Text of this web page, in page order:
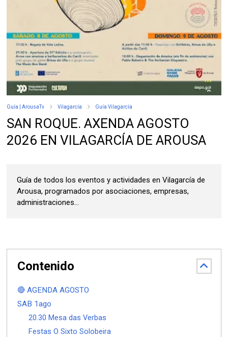
Guía | ArousaTv Vilagarcía Guía Vilagarcía
SAN ROQUE. AXENDA AGOSTO
2026 EN VILAGARCÍA DE AROUSA
Guía de todos los eventos y actividades en Vilagarcía de
Arousa, programados por asociaciones, empresas,
administraciones...
Contenido
🔴 AGENDA AGOSTO
SAB 1ago
20.30 Mesa das Verbas
Festas O Sixto Solobeira